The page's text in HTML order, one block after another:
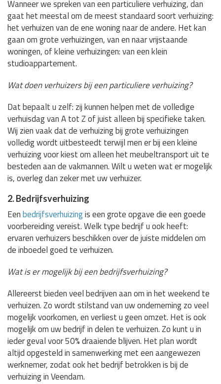
Wanneer we spreken van een particuliere verhuizing, dan
gaat het meestal om de meest standaard soort verhuizing:
het verhuizen van de ene woning naar de andere. Het kan
gaan om grote verhuizingen, van en naar vrijstaande
woningen, of kleine verhuizingen: van een klein
studioappartement.
Wat doen verhuizers bij een particuliere verhuizing?
Dat bepaalt u zelf: zij kunnen helpen met de volledige
verhuisdag van A tot Z of juist alleen bij specifieke taken.
Wij zien vaak dat de verhuizing bij grote verhuizingen
volledig wordt uitbesteedt terwijl men er bij een kleine
verhuizing voor kiest om alleen het meubeltransport uit te
besteden aan de vakmannen. Wilt u weten wat er mogelijk
is, overleg dan zeker met uw verhuizer.
2. Bedrijfsverhuizing
Eenbedrijfsverhuizingis een grote opgave die een goede
voorbereiding vereist. Welk type bedrijf u ook heeft:
ervaren verhuizers beschikken over de juiste middelen om
de inboedel goed te verhuizen.
Wat is er mogelijk bij een bedrijfsverhuizing?
Allereerst bieden veel bedrijven aan om in het weekend te
verhuizen. Zo wordt stilstand van uw onderneming zo veel
mogelijk voorkomen, en verliest u geen omzet. Het is ook
mogelijk om uw bedrijf in delen te verhuizen. Zo kunt u in
ieder geval voor 50% draaiende blijven. Het plan wordt
altijd opgesteld in samenwerking met een aangewezen
werknemer, zodat ook het bedrijf betrokken is bij de
verhuizing in Veendam.